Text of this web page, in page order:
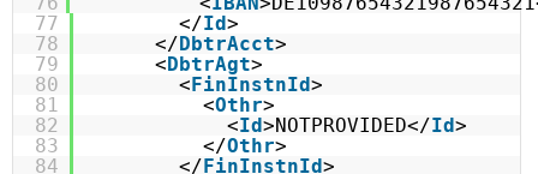
77
</Id>
78
</ DbtrAcct>
79
< DbtrAgt>
80
< FinInstnId>
81
<Othr>
82
<Id>NOTPROVIDED</Id>
83
</Othr>
84
</ FinInstnId>